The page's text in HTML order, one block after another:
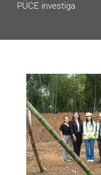
PUCE investiga